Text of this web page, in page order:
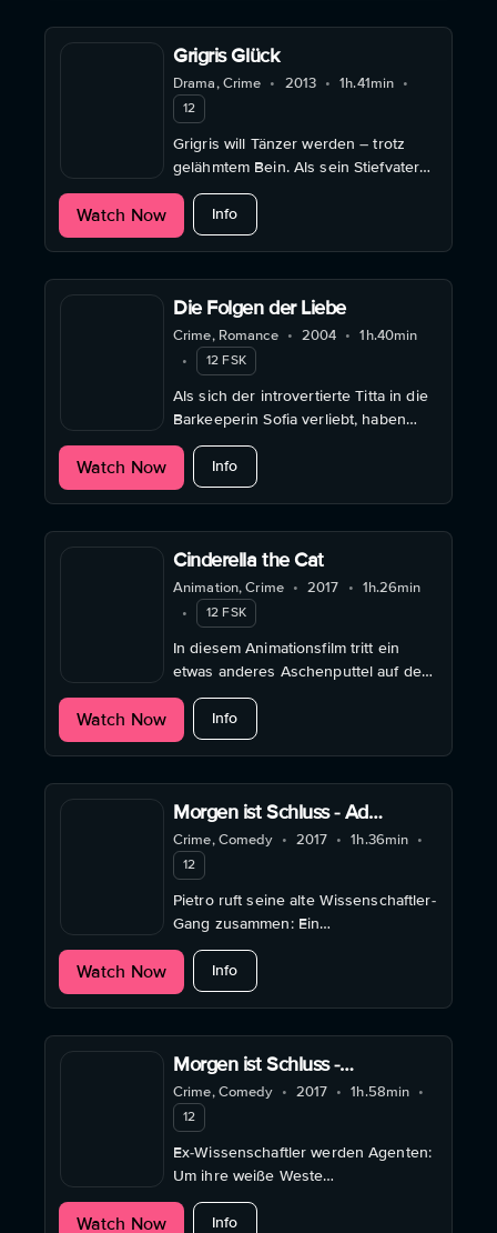
Grigris Glück
Drama, Crime • 2013 • 1h.41min •
12
Grigris will Tänzer werden – trotz
gelähmtem Bein. Als sein Stiefvater
erkrankt, gerät er in die gefährliche
Welt des Benzinschmuggels.
Watch Now Infoabout Grigris Glück
Die Folgen der Liebe
Crime, Romance • 2004 • 1h.40min
•
12 FSK
Als sich der introvertierte Titta in die
Barkeeperin Sofia verliebt, haben
seine ungewohnten Gefühle
weitreichende Folgen.
Watch Now Infoabout Die Folgen der Liebe
Cinderella the Cat
Animation, Crime • 2017 • 1h.26min
•
12 FSK
In diesem Animationsfilm tritt ein
etwas anderes Aschenputtel auf den
Plan, das mit Waffen umzugehen
Watch Now Infoabout Cinderella the Cat
Morgen ist Schluss - Ad
Honorem
Crime, Comedy • 2017 • 1h.36min •
12
Pietro ruft seine alte Wissenschaftler-
Gang zusammen: Ein
nervenzerreißender Wettlauf gegen
eine chemische Bedrohung beginnt.
Watch Now Infoabout Morgen ist Schluss - Ad
Morgen ist Schluss -
Masterclass
Crime, Comedy • 2017 • 1h.58min •
12
Ex-Wissenschaftler werden Agenten:
Um ihre weiße Weste
zurückzubekommen, jagen sie
neuartige Drogen im Auftrag der
Watch Now Infoabout Morgen ist Schluss -